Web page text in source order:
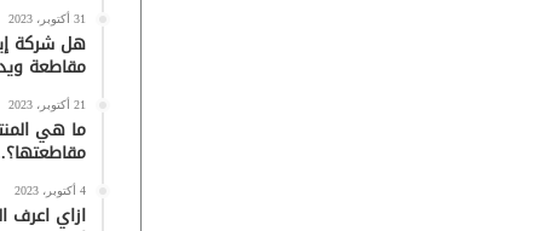
31 أكتوبر، 2023
هل شركة
مقاطعة
21 أكتوبر، 2023
ما هي
مقاطعتها؟.. 65 منتج تقدر
4 أكتوبر، 2023
ازاي اعرف